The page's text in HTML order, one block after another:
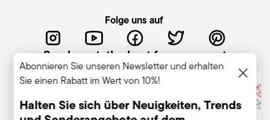
Folge uns auf
Sambonet, the best for you guest
Abonnieren Sie unseren Newsletter und erhalten
Sie einen Rabatt im Wert von 10%!
Halten Sie sich über Neuigkeiten, Trends